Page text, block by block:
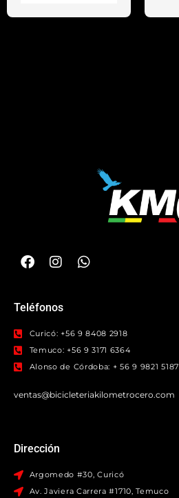
Teléfonos
Curicó: +56 9 8408 2918
Temuco: +56 9 3171 6364
Alonso de Córdoba: + 56 9 9821 5187
ventas@bicicleteriakilometrocero.com
Dirección
Argomedo #30, Curicó
Av. Javiera Carrera #1710, Temuco